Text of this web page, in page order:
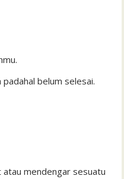
belum selesai.
mendengar sesuatu